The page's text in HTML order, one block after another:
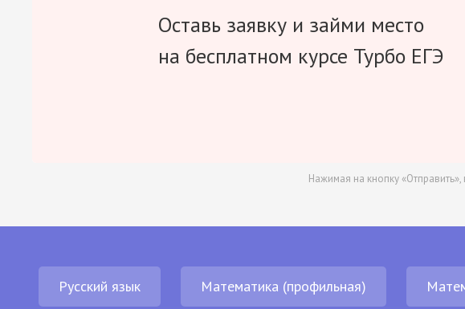
Оставь заявку и займи место
на бесплатном курсе Турбо ЕГЭ
Нажимая на кнопку
Русский язык Математика (профильная)